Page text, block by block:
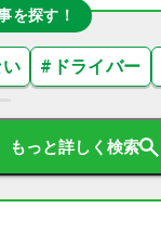
を探す！
# ドライバー
もっと詳しく検索